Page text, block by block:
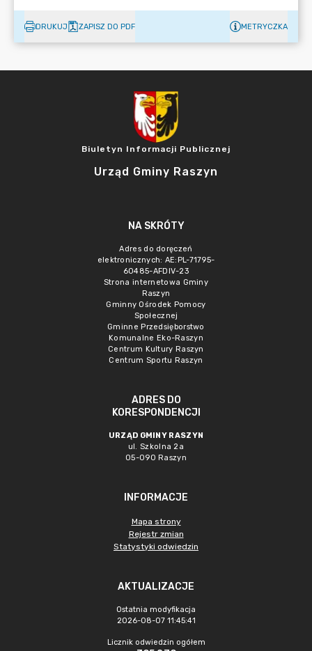
DRUKUJ ZAPISZ DO PDF METRYCZKA
Biuletyn Informacji Publicznej
Urząd Gminy Raszyn
NA SKRÓTY
Adres do doręczeń
elektronicznych: AE:PL-71795-
60485-AFDIV-23
Strona internetowa Gminy
Raszyn
Gminny Ośrodek Pomocy
Społecznej
Gminne Przedsięborstwo
Komunalne Eko-Raszyn
Centrum Kultury Raszyn
Centrum Sportu Raszyn
ADRES DO
KORESPONDENCJI
URZĄD GMINY RASZYN
ul. Szkolna 2a
05-090 Raszyn
INFORMACJE
Mapa strony
Rejestr zmian
Statystyki odwiedzin
AKTUALIZACJE
Ostatnia modyfikacja
2026-08-07 11:45:41
Licznik odwiedzin ogółem